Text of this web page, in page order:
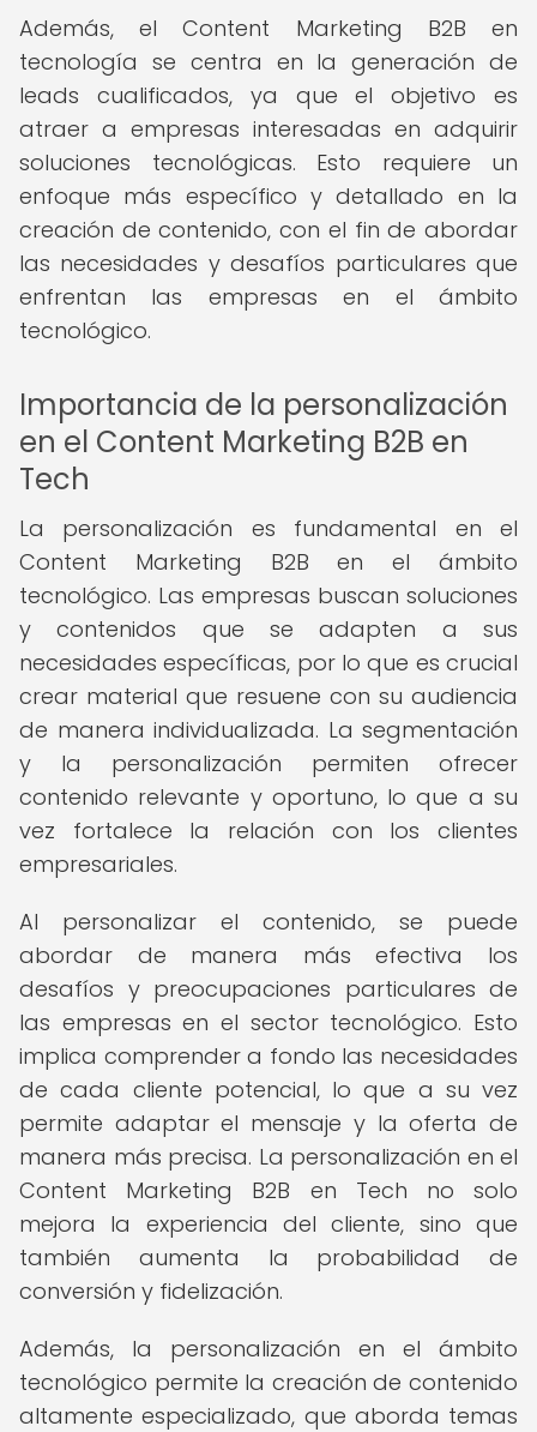
Además, el Content Marketing B2B en
tecnología se centra en la generación de
leads cualificados, ya que el objetivo es
atraer a empresas interesadas en adquirir
soluciones tecnológicas. Esto requiere un
enfoque más específico y detallado en la
creación de contenido, con el fin de abordar
las necesidades y desafíos particulares que
enfrentan las empresas en el ámbito
tecnológico.
Importancia de la personalización
en el Content Marketing B2B en
Tech
La personalización es fundamental en el
Content Marketing B2B en el ámbito
tecnológico. Las empresas buscan soluciones
y contenidos que se adapten a sus
necesidades específicas, por lo que es crucial
crear material que resuene con su audiencia
de manera individualizada. La segmentación
y la personalización permiten ofrecer
contenido relevante y oportuno, lo que a su
vez fortalece la relación con los clientes
empresariales.
Al personalizar el contenido, se puede
abordar de manera más efectiva los
desafíos y preocupaciones particulares de
las empresas en el sector tecnológico. Esto
implica comprender a fondo las necesidades
de cada cliente potencial, lo que a su vez
permite adaptar el mensaje y la oferta de
manera más precisa. La personalización en el
Content Marketing B2B en Tech no solo
mejora la experiencia del cliente, sino que
también aumenta la probabilidad de
conversión y fidelización.
Además, la personalización en el ámbito
tecnológico permite la creación de contenido
altamente especializado, que aborda temas